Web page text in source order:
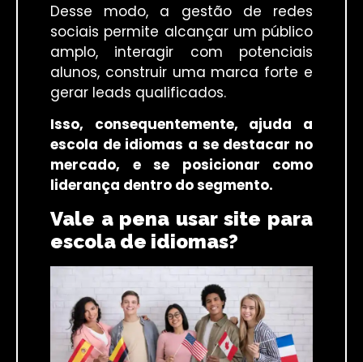
Desse modo, a gestão de redes
sociais permite alcançar um público
amplo, interagir com potenciais
alunos, construir uma marca forte e
gerar leads qualificados.
Isso, consequentemente, ajuda a
escola de idiomas a se destacar no
mercado, e se posicionar como
liderança dentro do segmento.
Vale a pena usar site para
escola de idiomas?